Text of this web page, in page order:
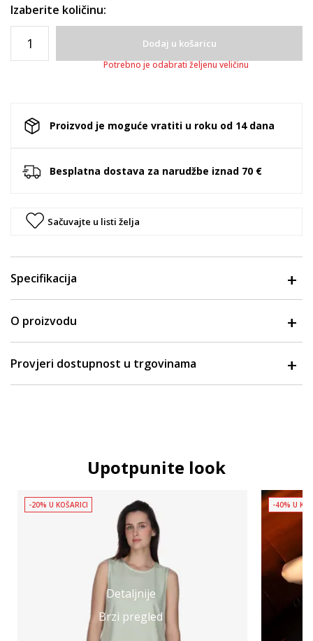
Izaberite količinu:
Dodaj u košaricu
Potrebno je odabrati željenu veličinu
Proizvod je moguće vratiti u roku od 14 dana
Besplatna dostava za narudžbe iznad 70 €
Sačuvajte u listi želja
Specifikacija
O proizvodu
Provjeri dostupnost u trgovinama
Upotpunite look
Detaljnije
Brzi pregled
-20% U KOŠARICI -40% U